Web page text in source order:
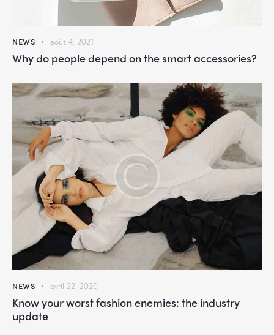
NEWS août 4, 2021
Why do people depend on the smart accessories?
NEWS avril 22, 2020
Know your worst fashion enemies: the industry
update